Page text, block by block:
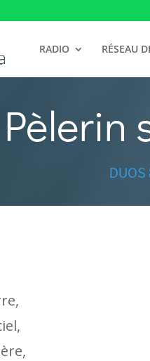
RADIO RÉSEAU
Pèlerin
DUOS